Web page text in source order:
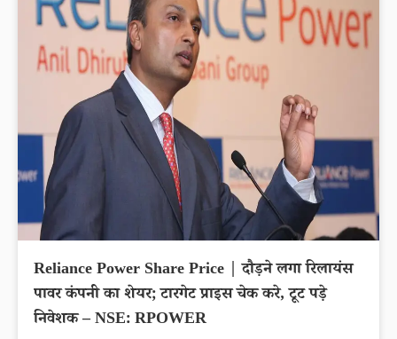
Reliance Power Share Price | दौड़ने लगा रिलायंस
पावर कंपनी का शेयर; टारगेट प्राइस चेक करे, टूट पड़े
निवेशक – NSE: RPOWER